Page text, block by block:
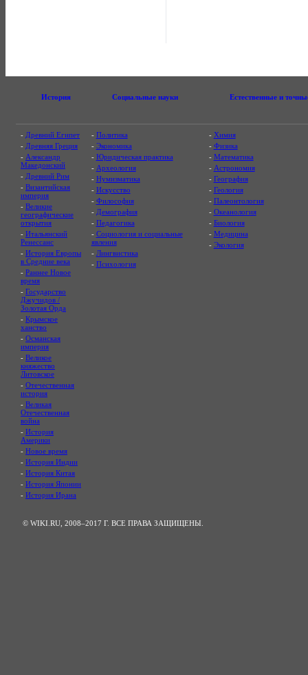
История Социальные науки Естественные и
- Древний Египет
- Древняя Греция
- Александр
Македонский
- Древний Рим
- Византийская
империя
- Великие
географические
открытия
- Итальянский
Ренессанс
- История Европы
в Средние века
- Раннее Новое
время
- Государство
Джучидов /
Золотая Орда
- Крымское
ханство
- Османская
империя
- Великое
княжество
Литовское
- Отечественная
история
- Великая
Отечественная
война
- История
Америки
- Новое время
- История Индии
- История Китая
- История Японии
- История Ирана
- Политика
- Экономика
- Юридическая практика
- Археология
- Нумизматика
- Искусство
- Философия
- Демография
- Педагогика
- Социология и социальные
явления
- Лингвистика
- Психология
- Химия
- Физика
- Математика
- Астрономия
- География
- Геология
- Палеонтология
- Океанология
- Биология
- Медицина
- Экология
© WIKI.RU, 2008–2017 Г. ВСЕ ПРАВА ЗАЩИЩЕНЫ.